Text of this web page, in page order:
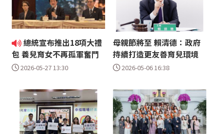
總統宣布推出18項大禮
包 養兒育女不再孤軍奮鬥
2026-05-27 13:30
母親節將至 賴清德：政府
持續打造更友善育兒環境
2026-05-06 16:38